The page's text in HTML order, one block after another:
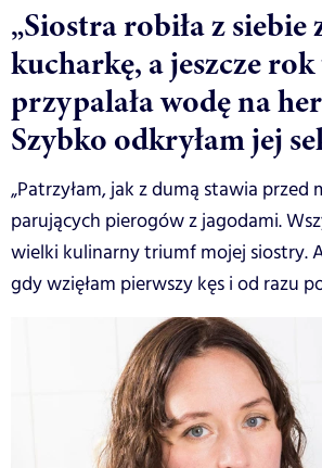
„Siostra robiła z siebie
kucharkę, a jeszcze
przypalała wodę na
Szybko odkryłam jej
„Patrzyłam, jak z dumą stawia przed
parujących pierogów z jagodami.
wielki kulinarny triumf mojej siostry.
gdy wzięłam pierwszy kęs i od razu